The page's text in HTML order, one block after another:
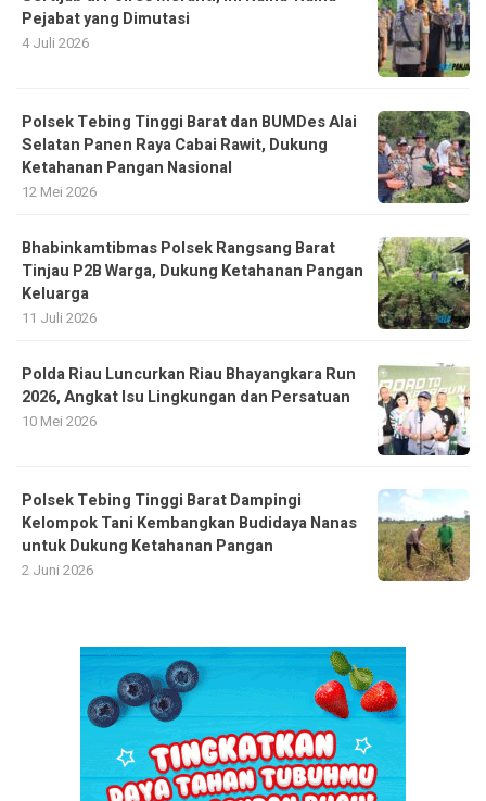
Pejabat yang Dimutasi
4 Juli 2026
Polsek Tebing Tinggi Barat dan BUMDes Alai
Selatan Panen Raya Cabai Rawit, Dukung
Ketahanan Pangan Nasional
12 Mei 2026
Bhabinkamtibmas Polsek Rangsang Barat
Tinjau P2B Warga, Dukung Ketahanan Pangan
Keluarga
11 Juli 2026
Polda Riau Luncurkan Riau Bhayangkara Run
2026, Angkat Isu Lingkungan dan Persatuan
10 Mei 2026
Polsek Tebing Tinggi Barat Dampingi
Kelompok Tani Kembangkan Budidaya Nanas
untuk Dukung Ketahanan Pangan
2 Juni 2026